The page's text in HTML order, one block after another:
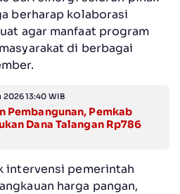
berharap kolaborasi
agar manfaat program
di berbagai
2026 13:40 WIB
Pembangunan, Pemkab
Dana Talangan Rp786
intervensi pemerintah
harga pangan,